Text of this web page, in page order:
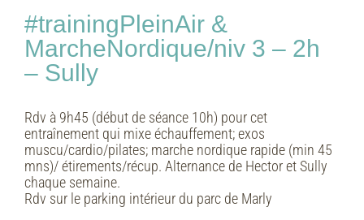
#trainingPleinAir &
MarcheNordique/niv 3 – 2h
– Sully
Rdv à 9h45 (début de séance 10h) pour cet
entraînement qui mixe échauffement; exos
muscu/cardio/pilates; marche nordique rapide (min 45
mns)/ étirements/récup. Alternance de Hector et Sully
chaque semaine.
Rdv sur le parking intérieur du parc de Marly